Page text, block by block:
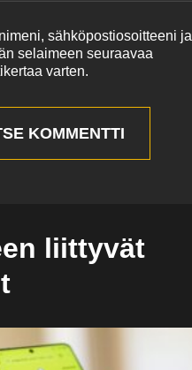
sähköpostiosoitteeni ja
selaimeen seuraavaa
varten.
KOMMENTTI
liittyvät